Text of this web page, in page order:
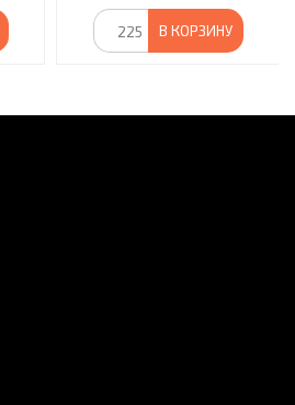
В КОРЗИНУ